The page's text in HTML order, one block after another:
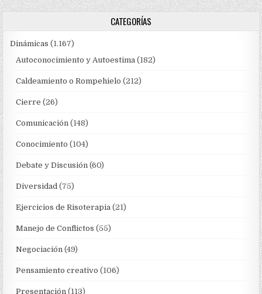
CATEGORÍAS
Dinámicas (1.167)
Autoconocimiento y Autoestima (182)
Caldeamiento o Rompehielo (212)
Cierre (26)
Comunicación (148)
Conocimiento (104)
Debate y Discusión (60)
Diversidad (75)
Ejercicios de Risoterapia (21)
Manejo de Conflictos (55)
Negociación (49)
Pensamiento creativo (106)
Presentación (113)